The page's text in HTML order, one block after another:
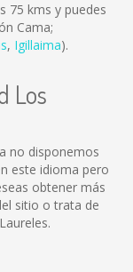
75 kms y puedes
Cama;
, Igillaima).
Los
no disponemos
este idioma pero
obtener más
sitio o trata de